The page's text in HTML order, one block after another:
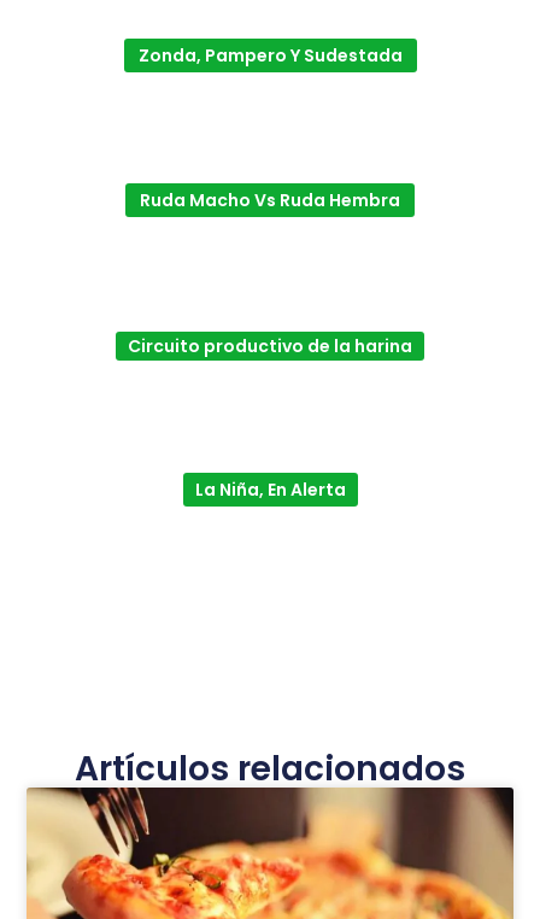
Zonda, Pampero Y Sudestada
Ruda Macho Vs Ruda Hembra
Circuito productivo de la harina
La Niña, En Alerta
Artículos relacionados